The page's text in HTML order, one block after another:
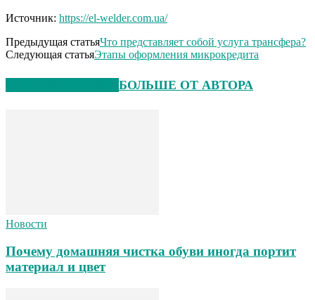
Источник: https://el-welder.com.ua/
Предыдущая статьяЧто представляет собой услуга трансфера?
Следующая статьяЭтапы оформления микрокредита
БОЛЬШЕ ОТ АВТОРА
Новости
Почему домашняя чистка обуви иногда портит
материал и цвет